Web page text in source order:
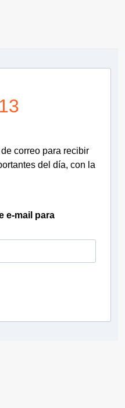
correo para recibir
del día, con la
e-mail para